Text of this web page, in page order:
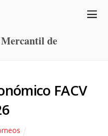
de
FACV